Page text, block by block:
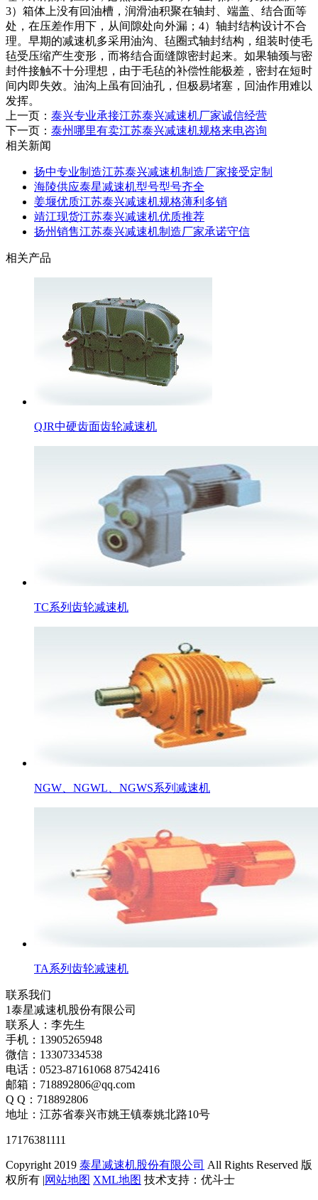
3）箱体上没有回油槽，润滑油积聚在轴封、端盖、结合面等
处，在压差作用下，从间隙处向外漏；4）轴封结构设计不合
理。早期的减速机多采用油沟、毡圈式轴封结构，组装时使毛
毡受压缩产生变形，而将结合面缝隙密封起来。如果轴颈与密
封件接触不十分理想，由于毛毡的补偿性能极差，密封在短时
间内即失效。油沟上虽有回油孔，但极易堵塞，回油作用难以
发挥。
上一页： 泰兴专业承接江苏泰兴减速机厂家诚信经营
下一页： 泰州哪里有卖江苏泰兴减速机规格来电咨询
相关新闻
扬中专业制造江苏泰兴减速机制造厂家接受定制
海陵供应泰星减速机型号型号齐全
姜堰优质江苏泰兴减速机规格薄利多销
靖江现货江苏泰兴减速机优质推荐
扬州销售江苏泰兴减速机制造厂家承诺守信
相关产品
QJR中硬齿面齿轮减速机
TC系列齿轮减速机
NGW、NGWL、NGWS系列减速机
TA系列齿轮减速机
联系我们
1泰星减速机股份有限公司
联系人：李先生
手机：13905265948
微信：13307334538
电话：0523-87161068 87542416
邮箱：718892806@qq.com
Q Q：718892806
地址：江苏省泰兴市姚王镇泰姚北路10号
17176381111
Copyright 2019 泰星减速机股份有限公司 All Rights Reserved 版
权所有 |网站地图 XML地图 技术支持：优斗士